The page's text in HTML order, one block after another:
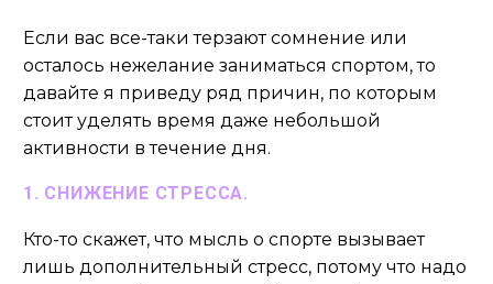
Если вас все-таки терзают сомнение или
осталось нежелание заниматься спортом, то
давайте я приведу ряд причин, по которым
стоит уделять время даже небольшой
активности в течение дня.
1. СНИЖЕНИЕ СТРЕССА.
Кто-то скажет, что мысль о спорте вызывает
лишь дополнительный стресс, потому что надо